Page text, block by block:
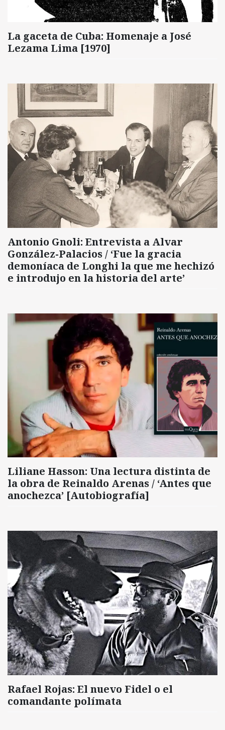
La gaceta de Cuba: Homenaje a José
Lezama Lima [1970]
Antonio Gnoli: Entrevista a Alvar
González-Palacios / ‘Fue la gracia
demoníaca de Longhi la que me hechizó
e introdujo en la historia del arte’
Liliane Hasson: Una lectura distinta de
la obra de Reinaldo Arenas / ‘Antes que
anochezca’ [Autobiografía]
Rafael Rojas: El nuevo Fidel o el
comandante polímata